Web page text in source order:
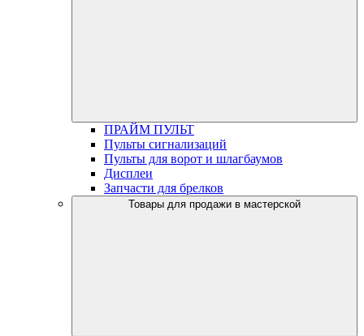
ПРАЙМ ПУЛЬТ
Пульты сигнализаций
Пульты для ворот и шлагбаумов
Дисплеи
Запчасти для брелков
Товары для продажи в мастерской